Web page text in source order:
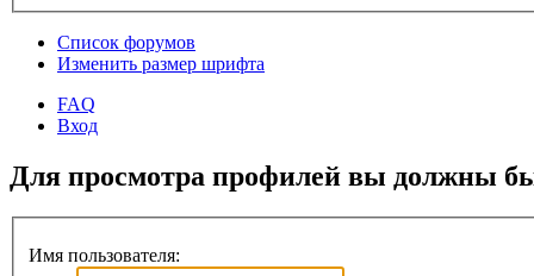
Список форумов
Изменить размер шрифта
FAQ
Вход
Для просмотра профилей вы должны
Имя пользователя: